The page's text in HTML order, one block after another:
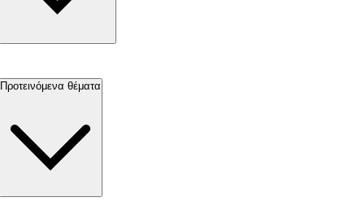
Προτεινόμενα θέματα